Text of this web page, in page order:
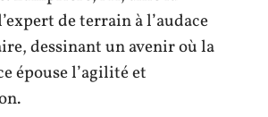
de terrain à l’audace
dessinant un avenir où la
épouse l’agilité et